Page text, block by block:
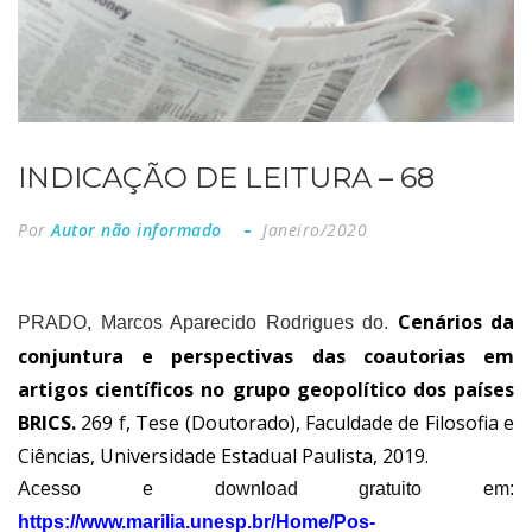
INDICAÇÃO DE LEITURA – 68
PorAutor não informado Janeiro/2020
PRADO, Marcos Aparecido Rodrigues do. Cenários da
conjuntura e perspectivas das coautorias em
artigos científicos no grupo geopolítico dos países
BRICS. 269 f, Tese (Doutorado), Faculdade de Filosofia e
Ciências, Universidade Estadual Paulista, 2019.
Acesso e download gratuito em:
https://www.marilia.unesp.br/Home/Pos-